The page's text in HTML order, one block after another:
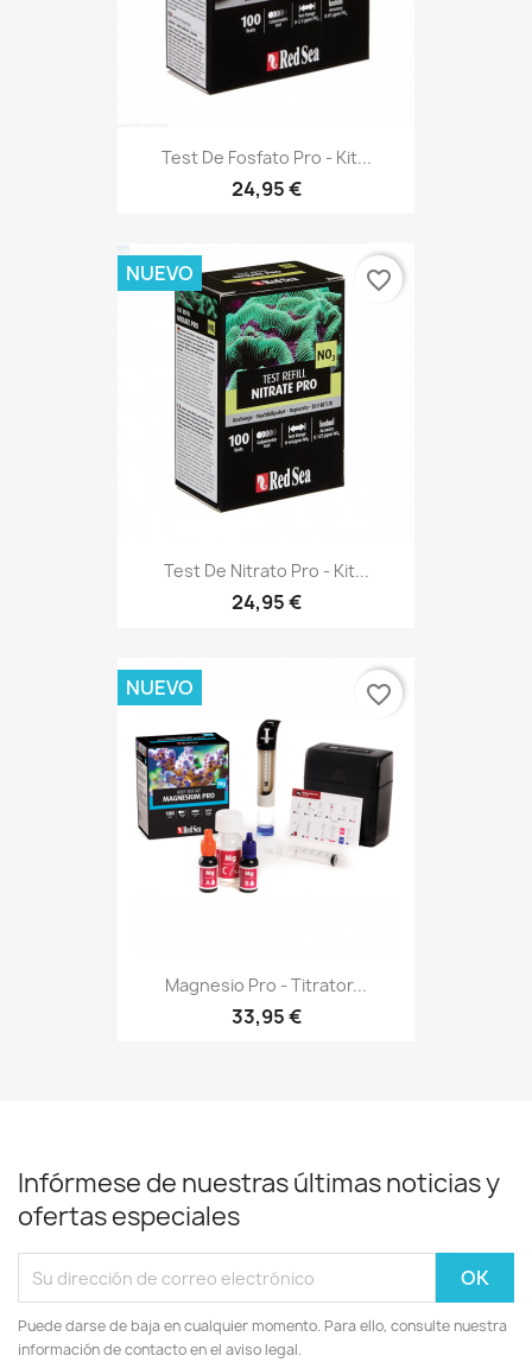
Test De Fosfato Pro - Kit...
24,95 €
Test De Nitrato Pro - Kit...
24,95 €
NUEVO favorite_border
Magnesio Pro - Titrator...
33,95 €
NUEVO favorite_border
Infórmese de nuestras últimas noticias y
ofertas especiales
Puede darse de baja en cualquier momento. Para ello, consulte nuestra
información de contacto en el aviso legal.